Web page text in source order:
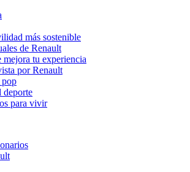
más sostenible
de Renault
mejora tu experiencia
por Renault
pop
deporte
para vivir